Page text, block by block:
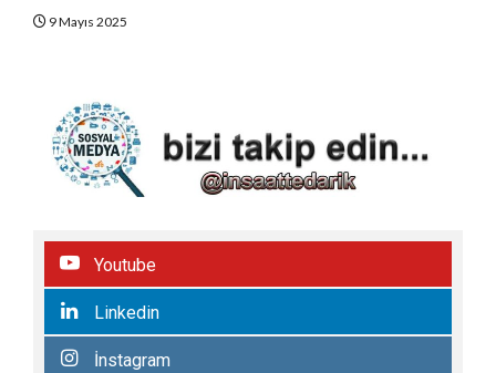
9 Mayıs 2025
Youtube
Linkedin
İnstagram